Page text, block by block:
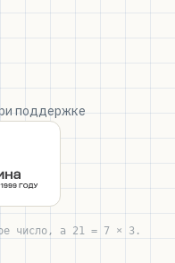
поддержке
число, а 21 = 7 × 3.